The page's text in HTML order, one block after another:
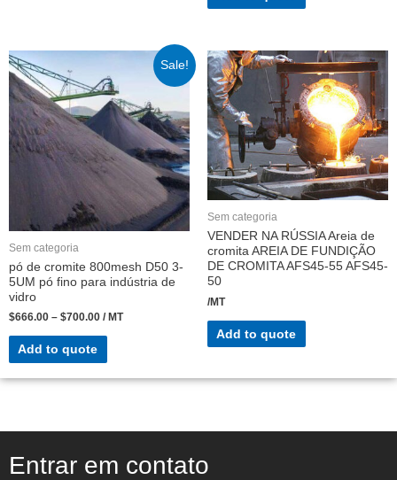
Sale!
Sem categoria
pó de cromite 800mesh D50 3-
5UM pó fino para indústria de
vidro
$666.00 – $700.00 / MT
Add to quote
Sem categoria
VENDER NA RÚSSIA Areia de
cromita AREIA DE FUNDIÇÃO
DE CROMITA AFS45-55 AFS45-
50
/MT
Add to quote
Entrar em contato